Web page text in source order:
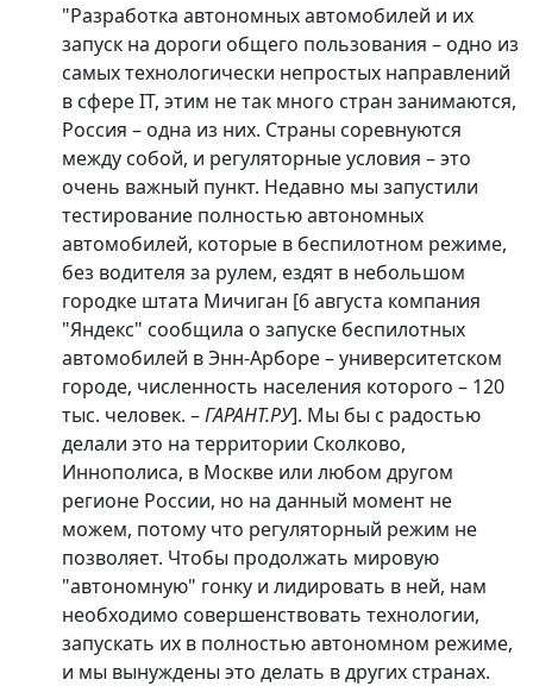
"Разработка автономных автомобилей и их
запуск на дороги общего пользования – одно из
самых технологически непростых направлений
в сфере IT, этим не так много стран занимаются,
Россия – одна из них. Страны соревнуются
между собой, и регуляторные условия – это
очень важный пункт. Недавно мы запустили
тестирование полностью автономных
автомобилей, которые в беспилотном режиме,
без водителя за рулем, ездят в небольшом
городке штата Мичиган [6 августа компания
"Яндекс" сообщила о запуске беспилотных
автомобилей в Энн-Арборе – университетском
городе, численность населения которого – 120
тыс. человек. –ГАРАНТ.РУ]. Мы бы с радостью
делали это на территории Сколково,
Иннополиса, в Москве или любом другом
регионе России, но на данный момент не
можем, потому что регуляторный режим не
позволяет. Чтобы продолжать мировую
"автономную" гонку и лидировать в ней, нам
необходимо совершенствовать технологии,
запускать их в полностью автономном режиме,
и мы вынуждены это делать в других странах.